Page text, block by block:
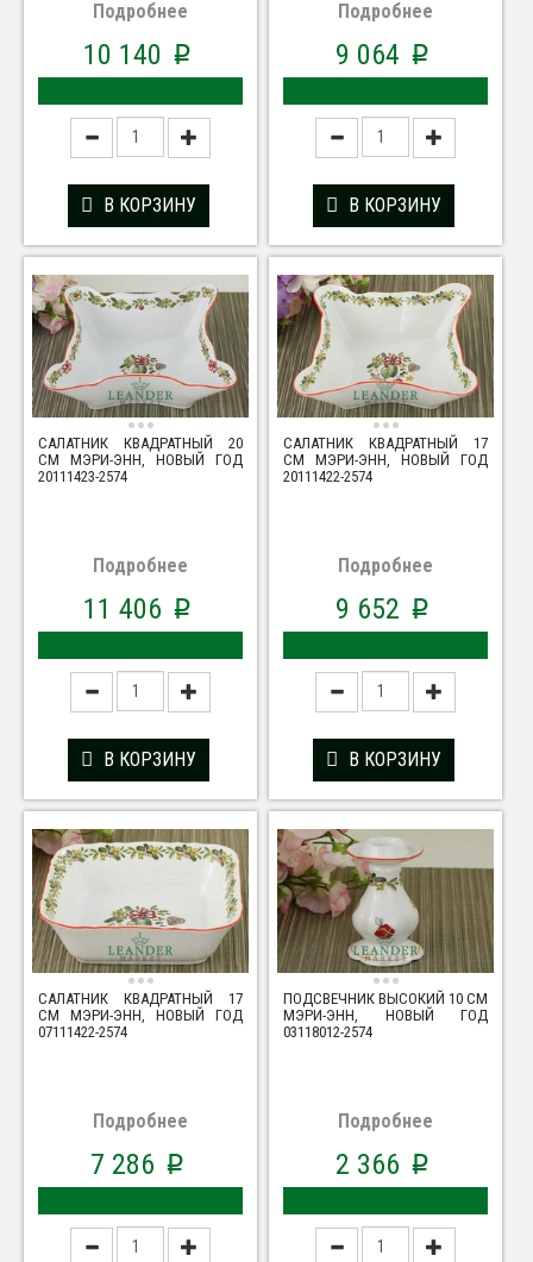
Подробнее
10 140 p
В КОРЗИНУ
Подробнее
9 064 p
В КОРЗИНУ
САЛАТНИК КВАДРАТНЫЙ 20
СМ МЭРИ-ЭНН, НОВЫЙ ГОД
20111423-2574
Подробнее
11 406 p
В КОРЗИНУ
САЛАТНИК КВАДРАТНЫЙ 17
СМ МЭРИ-ЭНН, НОВЫЙ ГОД
20111422-2574
Подробнее
9 652 p
В КОРЗИНУ
САЛАТНИК КВАДРАТНЫЙ 17
СМ МЭРИ-ЭНН, НОВЫЙ ГОД
07111422-2574
Подробнее
7 286 p
ПОДСВЕЧНИК ВЫСОКИЙ 10 СМ
МЭРИ-ЭНН, НОВЫЙ ГОД
03118012-2574
Подробнее
2 366 p